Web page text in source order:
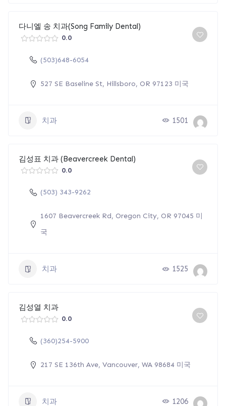
다니엘 송 치과(Song Family Dental)
0.0
(503)648-6054
527 SE Baseline St, Hillsboro, OR 97123 미국
치과 1501
김성표 치과 (Beavercreek Dental)
0.0
(503) 343-9262
1607 Beavercreek Rd, Oregon City, OR 97045 미
국
치과 1525
김성열 치과
0.0
(360)254-5900
217 SE 136th Ave, Vancouver, WA 98684 미국
치과 1206